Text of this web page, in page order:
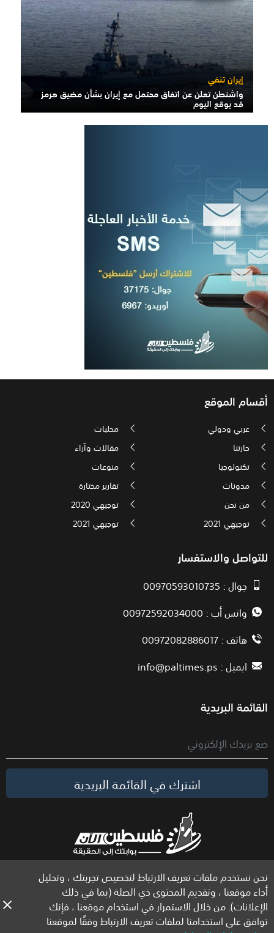
إيران تنفي
واشنطن تعلن عن اتفاق محتمل مع إيران بشأن مضيق هرمز
قد يوقع اليوم
نحن نستخدم ملفات تعريف الارتباط لتخصيص تجربتك ، وتحليل
أداء موقعنا ، وتقديم المحتوى ذي الصلة (بما في ذلك
الإعلانات). من خلال الاستمرار في استخدام موقعنا ، فإنك
توافق على استخدامنا لملفات تعريف الارتباط وفقًا لموقعنا
أقسام الموقع
عربي ودولي
محليات
حارتنا
مقالات وآراء
تكنولوجيا
منوعات
مدونات
تقارير مختارة
من نحن
توجيهي 2020
توجيهي 2021
توجيهي 2021
للتواصل والاستفسار
جوال : 00970593010735
واتس أب : 00972592034000
هاتف : 00972082886017
ايميل :info@paltimes.ps
القائمة البريدية
اشترك في القائمة البريدية
الحقوق محفوظة لموقع فلسطين الآن © 2026